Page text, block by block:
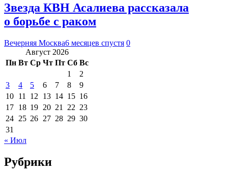
Звезда КВН Асалиева рассказала
о борьбе с раком
Вечерняя Москва6 месяцев спустя 0
Август 2026
Пн Вт Ср Чт Пт Сб Вс
1
2
3
4 5 6 7 8
9
10 11 12 13 14 15 16
17 18 19 20 21 22 23
24 25 26 27 28 29 30
31
« Июл
Рубрики